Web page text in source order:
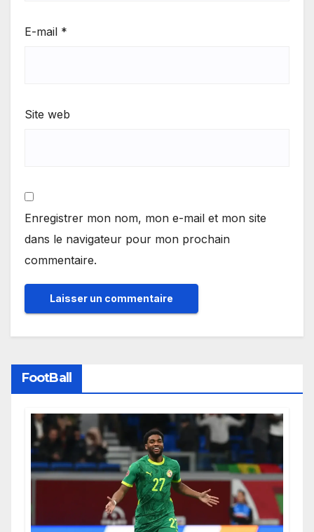
E-mail *
Site web
Enregistrer mon nom, mon e-mail et mon site
dans le navigateur pour mon prochain
commentaire.
FootBall